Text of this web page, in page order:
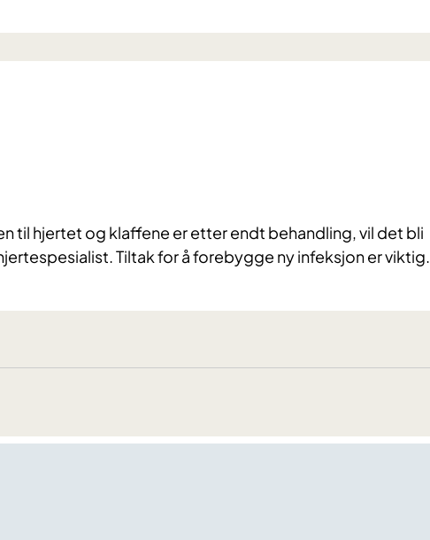
til hjertet og klaffene er etter endt behandling, vil det bli
Tiltak for å forebygge ny infeksjon er viktig.